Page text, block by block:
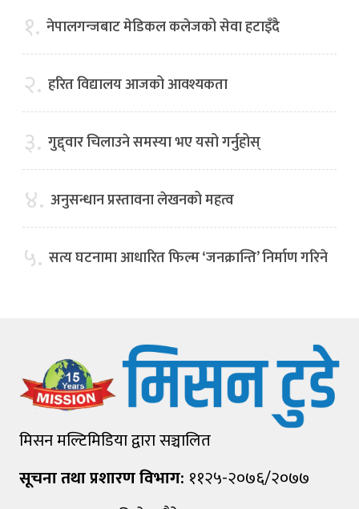
१. नेपालगन्जबाट मेडिकल कलेजको सेवा हटाइँदै
२. हरित विद्यालय आजको आवश्यकता
३. गुद्द्वार चिलाउने समस्या भए यसो गर्नुहोस्
४. अनुसन्धान प्रस्तावना लेखनको महत्व
५. सत्य घटनामा आधारित फिल्म ‘जनक्रान्ति’ निर्माण गरिने
मिसन मल्टिमिडिया द्वारा सञ्चालित
सूचना तथा प्रशारण विभाग: ११२५-२०७६/२०७७